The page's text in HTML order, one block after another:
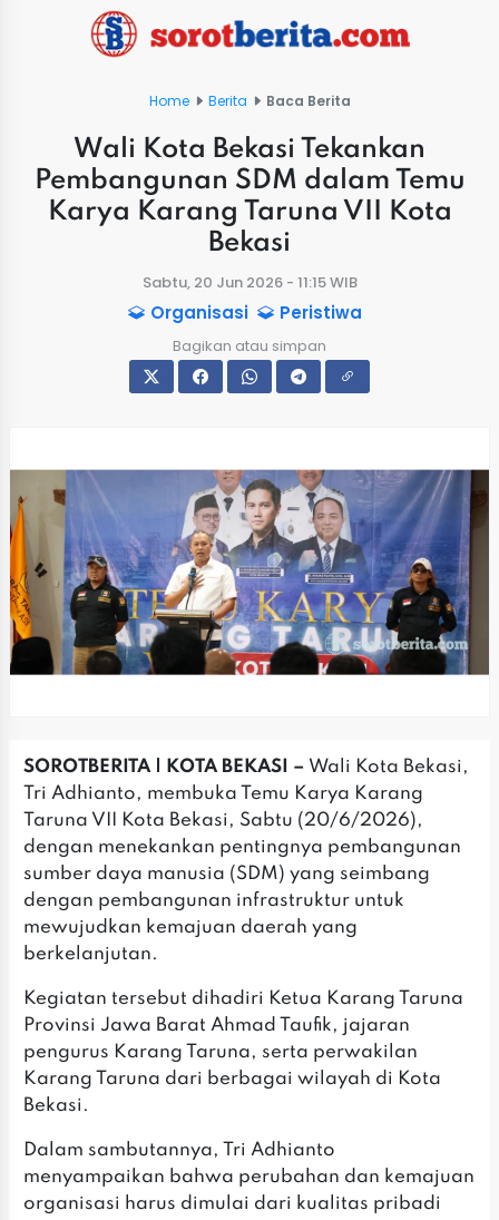
Home Berita Baca Berita
Wali Kota Bekasi Tekankan
Pembangunan SDM dalam Temu
Karya Karang Taruna VII Kota
Bekasi
Sabtu, 20 Jun 2026 - 11:15 WIB
Organisasi Peristiwa
Bagikan atau simpan
SOROTBERITA | KOTA BEKASI – Wali Kota Bekasi,
Tri Adhianto, membuka Temu Karya Karang
Taruna VII Kota Bekasi, Sabtu (20/6/2026),
dengan menekankan pentingnya pembangunan
sumber daya manusia (SDM) yang seimbang
dengan pembangunan infrastruktur untuk
mewujudkan kemajuan daerah yang
berkelanjutan.
Kegiatan tersebut dihadiri Ketua Karang Taruna
Provinsi Jawa Barat Ahmad Taufik, jajaran
pengurus Karang Taruna, serta perwakilan
Karang Taruna dari berbagai wilayah di Kota
Bekasi.
Dalam sambutannya, Tri Adhianto
menyampaikan bahwa perubahan dan kemajuan
organisasi harus dimulai dari kualitas pribadi